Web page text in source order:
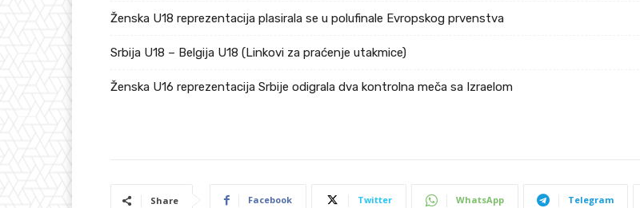
Ženska U18 reprezentacija plasirala se u polufinale Evropskog prvenstva
Srbija U18 – Belgija U18 (Linkovi za praćenje utakmice)
Ženska U16 reprezentacija Srbije odigrala dva kontrolna meča sa Izraelom
Share Facebook Twitter WhatsApp Telegram